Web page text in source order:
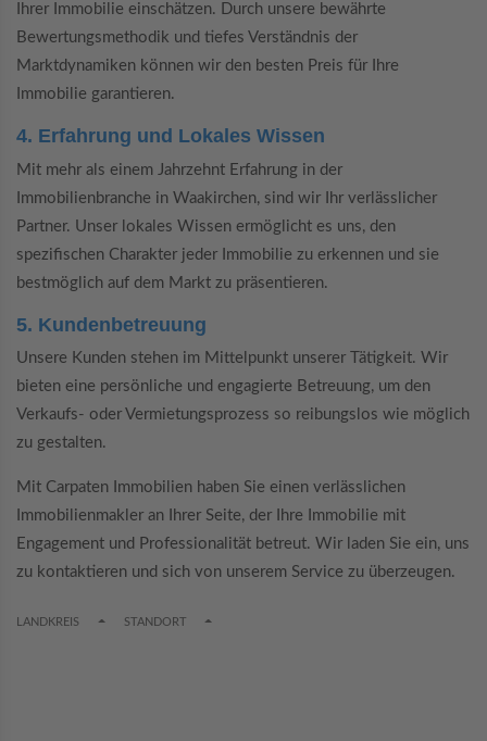
Ihrer Immobilie einschätzen. Durch unsere bewährte
Bewertungsmethodik und tiefes Verständnis der
Marktdynamiken können wir den besten Preis für Ihre
Immobilie garantieren.
4. Erfahrung und Lokales Wissen
Mit mehr als einem Jahrzehnt Erfahrung in der
Immobilienbranche in Waakirchen, sind wir Ihr verlässlicher
Partner. Unser lokales Wissen ermöglicht es uns, den
spezifischen Charakter jeder Immobilie zu erkennen und sie
bestmöglich auf dem Markt zu präsentieren.
5. Kundenbetreuung
Unsere Kunden stehen im Mittelpunkt unserer Tätigkeit. Wir
bieten eine persönliche und engagierte Betreuung, um den
Verkaufs- oder Vermietungsprozess so reibungslos wie möglich
zu gestalten.
Mit Carpaten Immobilien haben Sie einen verlässlichen
Immobilienmakler an Ihrer Seite, der Ihre Immobilie mit
Engagement und Professionalität betreut. Wir laden Sie ein, uns
zu kontaktieren und sich von unserem Service zu überzeugen.
LANDKREIS TOGGLE DROPDOWN
STANDORT TOGGLE DROPDOWN